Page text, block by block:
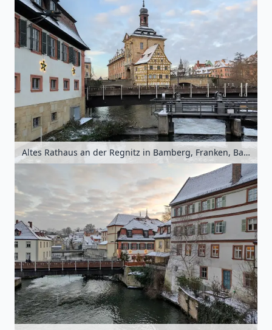
Altes Rathaus an der Regnitz in Bamberg, Franken, Bayern, Deutschland